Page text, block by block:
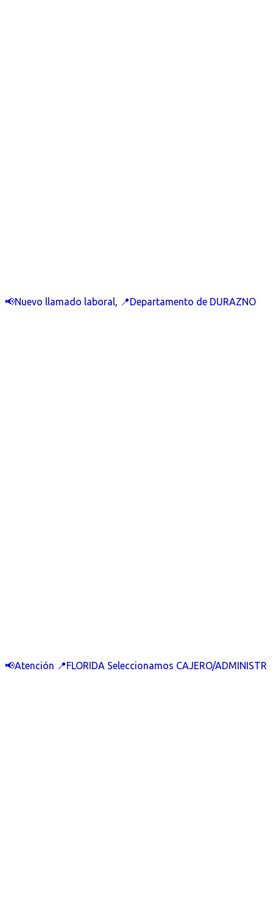
📢Nuevo llamado laboral, 📍Departamento de DURAZNO
📢Atención 📍FLORIDA Seleccionamos CAJERO/ADMINISTR